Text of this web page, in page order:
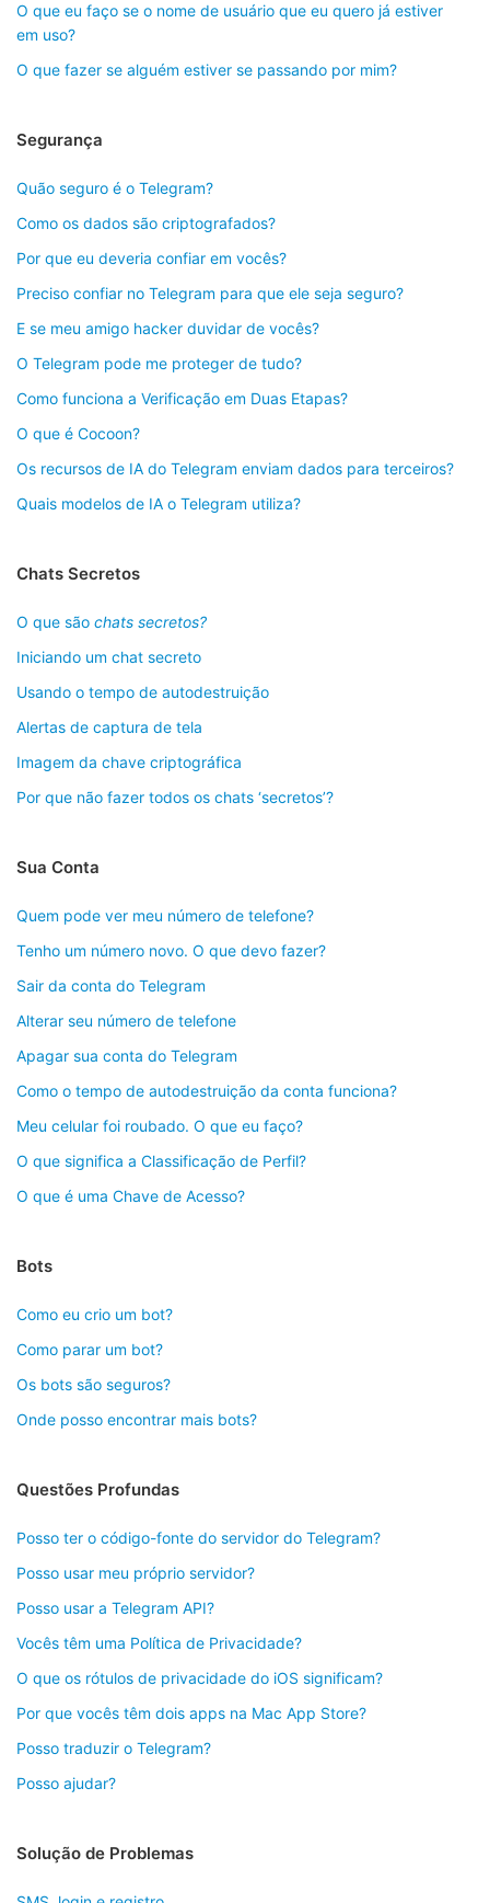
O que eu faço se o nome de usuário que eu quero já estiver
em uso?
O que fazer se alguém estiver se passando por mim?
Segurança
Quão seguro é o Telegram?
Como os dados são criptografados?
Por que eu deveria confiar em vocês?
Preciso confiar no Telegram para que ele seja seguro?
E se meu amigo hacker duvidar de vocês?
O Telegram pode me proteger de tudo?
Como funciona a Verificação em Duas Etapas?
O que é Cocoon?
Os recursos de IA do Telegram enviam dados para terceiros?
Quais modelos de IA o Telegram utiliza?
Chats Secretos
O que são chats secretos?
Iniciando um chat secreto
Usando o tempo de autodestruição
Alertas de captura de tela
Imagem da chave criptográfica
Por que não fazer todos os chats ‘secretos’?
Sua Conta
Quem pode ver meu número de telefone?
Tenho um número novo. O que devo fazer?
Sair da conta do Telegram
Alterar seu número de telefone
Apagar sua conta do Telegram
Como o tempo de autodestruição da conta funciona?
Meu celular foi roubado. O que eu faço?
O que significa a Classificação de Perfil?
O que é uma Chave de Acesso?
Bots
Como eu crio um bot?
Como parar um bot?
Os bots são seguros?
Onde posso encontrar mais bots?
Questões Profundas
Posso ter o código-fonte do servidor do Telegram?
Posso usar meu próprio servidor?
Posso usar a Telegram API?
Vocês têm uma Política de Privacidade?
O que os rótulos de privacidade do iOS significam?
Por que vocês têm dois apps na Mac App Store?
Posso traduzir o Telegram?
Posso ajudar?
Solução de Problemas